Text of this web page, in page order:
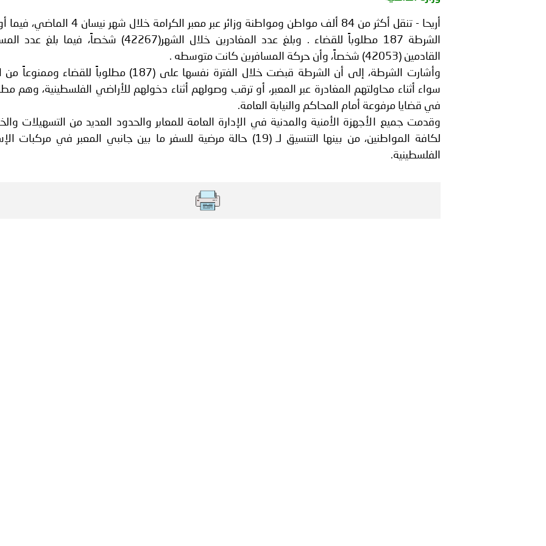
لبنان ـ 1448/02/21هـ ــ الموافق 2026/08/04 م - الوزير الحجار
محمد الصفدي ثم قائد جهاز أمن المطار العميد الركن فادي كفوري..
بيان صادر عن الأمانة العامة لمجلس وزراء الداخلية العرب بمناسبة اختتام المؤتمر العربي
أريحا - تنقل أكثر من 84 ألف مواطن ومواطنة وزائر عبر معبر الكرامة خلال
الشرطة 187 مطلوباً للقضاء . وبلغ عدد المغادرين خلال الشهر(42267) شخصاً، فيما
القادمين (42053) شخصاً، وأن حركة المسافرين كانت متوسطه .
وأشارت الشرطة، إلى أن الشرطة قبضت خلال الفترة نفسها على (187) مطلوباً للقضاء
سواء أثناء محاولتهم المغادرة عبر المعبر، أو ترقب وصولهم أثناء دخولهم للأراضي الفلسطينية، وهم
في قضايا مرفوعة أمام المحاكم والنيابة العامة.
وقدمت جميع الأجهزة الأمنية والمدنية في الإدارة العامة للمعابر والحدود العديد من التسهيلات
لكافة المواطنين، من بينها التنسيق لـ (19) حالة مرضية للسفر ما بين جانبي المعبر في
الفلسطينية.